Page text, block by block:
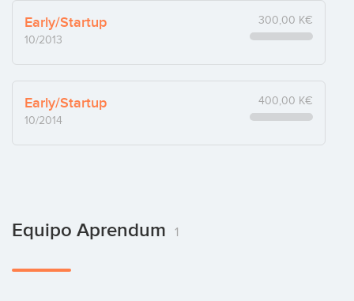
Early/Startup
10/2013
300,00 K€
Early/Startup
10/2014
400,00 K€
Equipo Aprendum 1